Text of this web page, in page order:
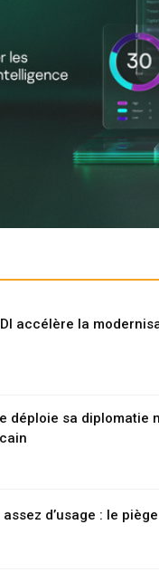
accélère la
déploie sa
d’usage : le